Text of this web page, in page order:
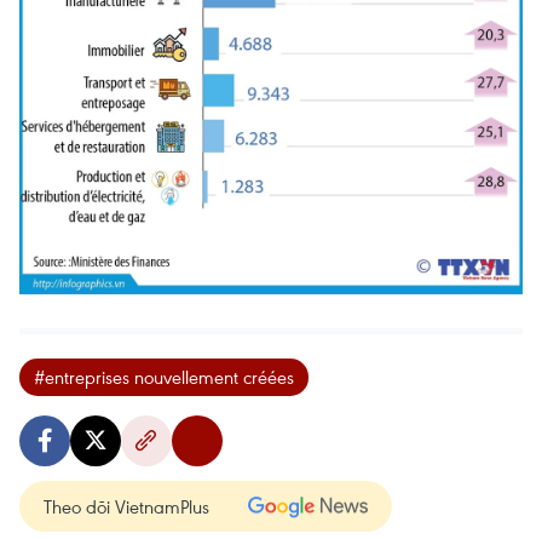
#entreprises nouvellement créées
Theo dõi VietnamPlus